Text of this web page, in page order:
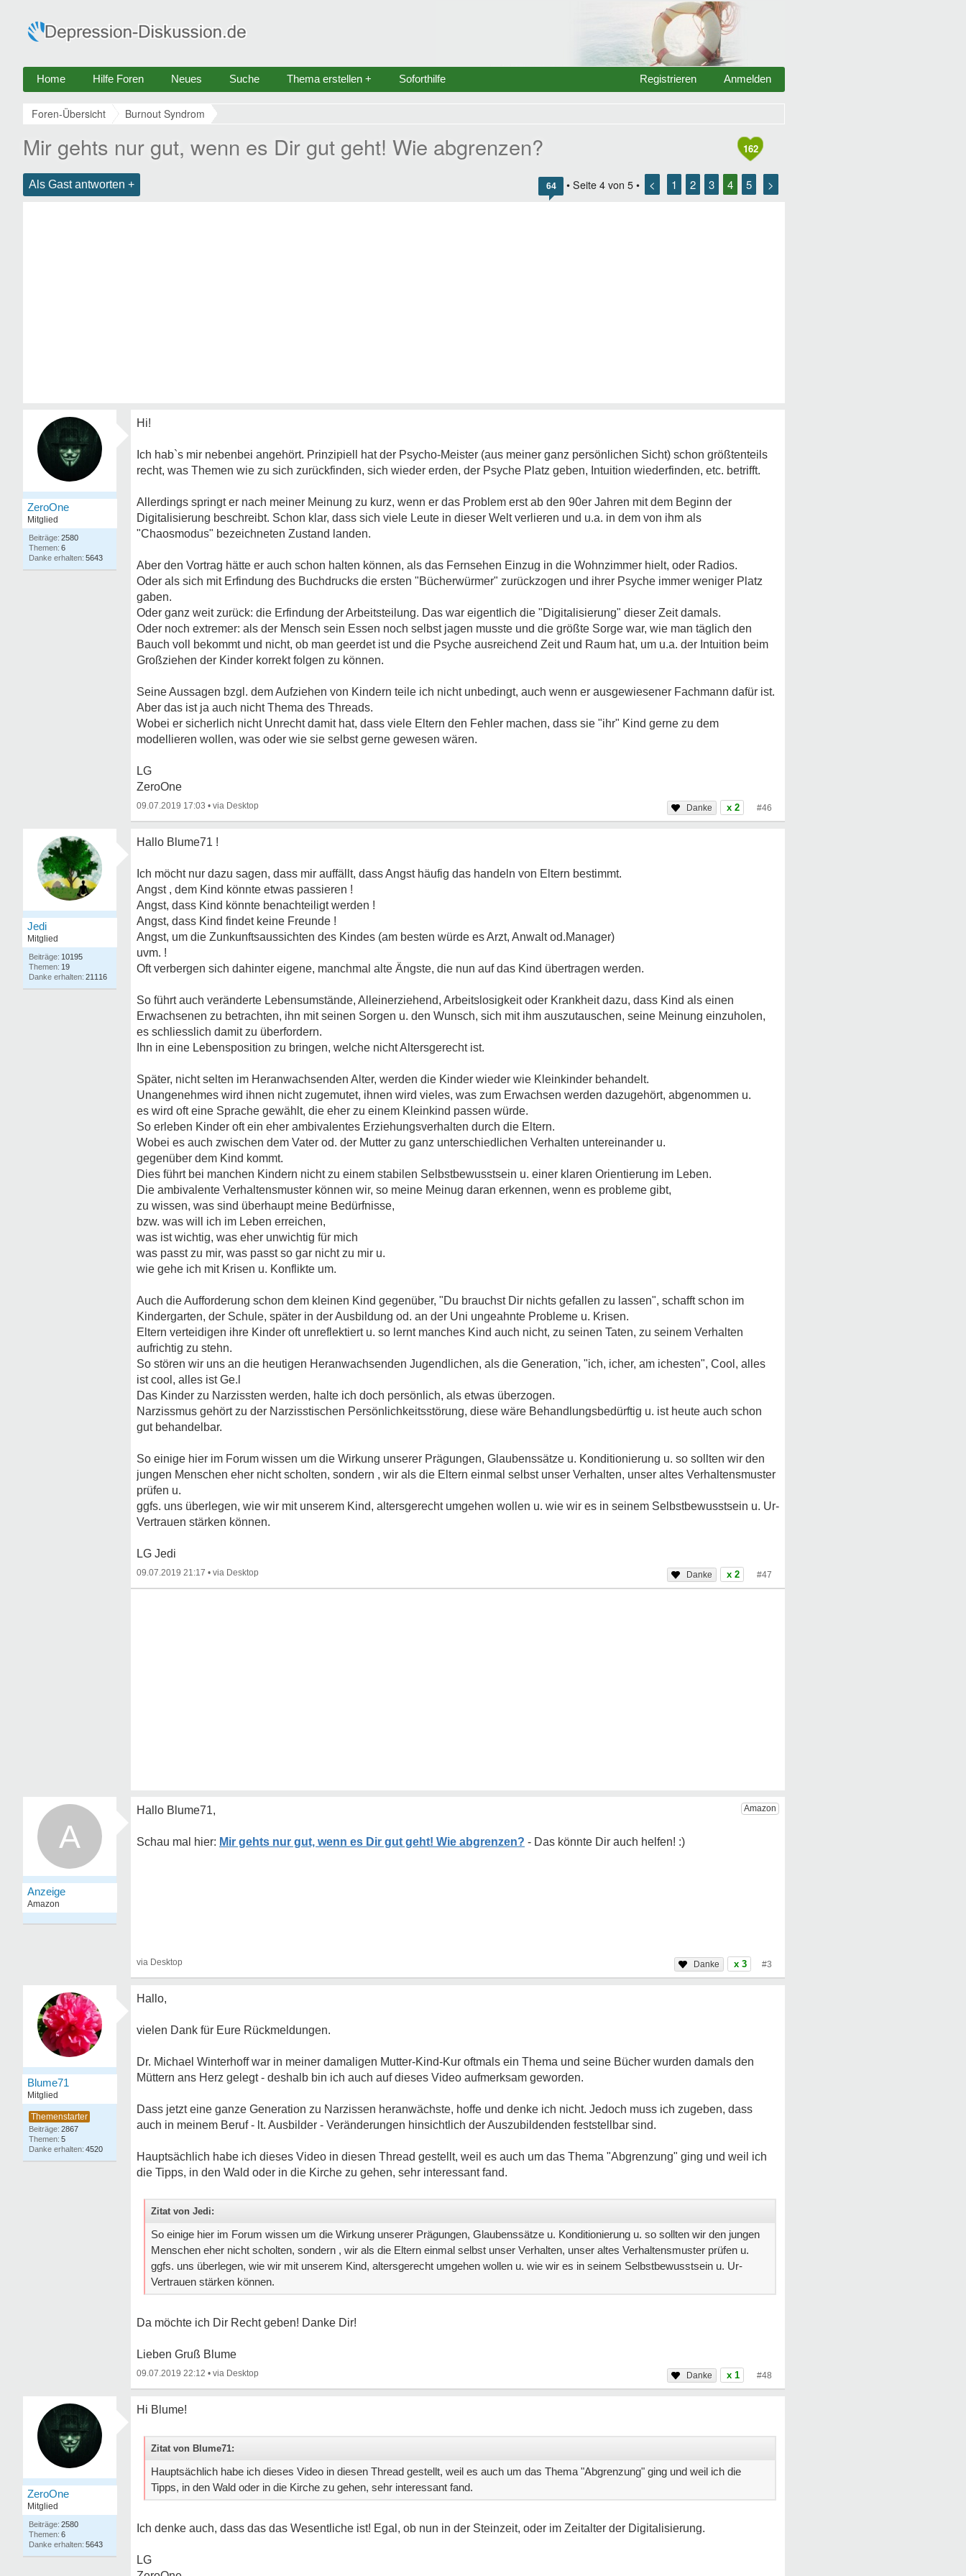
Home Hilfe Foren Neues Suche Thema erstellen + Soforthilfe Anmelden
Registrieren
Foren-Übersicht Burnout Syndrom
162
Mir gehts nur gut, wenn es Dir gut geht! Wie abgrenzen?
Als Gast antworten + 64 • Seite 4 von 5 • < 1 2 3 4 5 >
ZeroOne
Mitglied
2580
6
5643
Hi!
Ich hab`s mir nebenbei angehört. Prinzipiell hat der Psycho-Meister (aus meiner ganz persönlichen Sicht) schon größtenteils
recht, was Themen wie zu sich zurückfinden, sich wieder erden, der Psyche Platz geben, Intuition wiederfinden, etc. betrifft.
Allerdings springt er nach meiner Meinung zu kurz, wenn er das Problem erst ab den 90er Jahren mit dem Beginn der
Digitalisierung beschreibt. Schon klar, dass sich viele Leute in dieser Welt verlieren und u.a. in dem von ihm als
"Chaosmodus" bezeichneten Zustand landen.
Aber den Vortrag hätte er auch schon halten können, als das Fernsehen Einzug in die Wohnzimmer hielt, oder Radios.
Oder als sich mit Erfindung des Buchdrucks die ersten "Bücherwürmer" zurückzogen und ihrer Psyche immer weniger Platz
gaben.
Oder ganz weit zurück: die Erfindung der Arbeitsteilung. Das war eigentlich die "Digitalisierung" dieser Zeit damals.
Oder noch extremer: als der Mensch sein Essen noch selbst jagen musste und die größte Sorge war, wie man täglich den
Bauch voll bekommt und nicht, ob man geerdet ist und die Psyche ausreichend Zeit und Raum hat, um u.a. der Intuition beim
Großziehen der Kinder korrekt folgen zu können.
Seine Aussagen bzgl. dem Aufziehen von Kindern teile ich nicht unbedingt, auch wenn er ausgewiesener Fachmann dafür ist.
Aber das ist ja auch nicht Thema des Threads.
Wobei er sicherlich nicht Unrecht damit hat, dass viele Eltern den Fehler machen, dass sie "ihr" Kind gerne zu dem
modellieren wollen, was oder wie sie selbst gerne gewesen wären.
LG
ZeroOne
09.07.2019 17:03 • x 2 #46
Jedi
Mitglied
10195
19
21116
Hallo Blume71 !
Ich möcht nur dazu sagen, dass mir auffällt, dass Angst häufig das handeln von Eltern bestimmt.
Angst , dem Kind könnte etwas passieren !
Angst, dass Kind könnte benachteiligt werden !
Angst, dass Kind findet keine Freunde !
Angst, um die Zunkunftsaussichten des Kindes (am besten würde es Arzt, Anwalt od.Manager)
uvm. !
Oft verbergen sich dahinter eigene, manchmal alte Ängste, die nun auf das Kind übertragen werden.
So führt auch veränderte Lebensumstände, Alleinerziehend, Arbeitslosigkeit oder Krankheit dazu, dass Kind als einen
Erwachsenen zu betrachten, ihn mit seinen Sorgen u. den Wunsch, sich mit ihm auszutauschen, seine Meinung einzuholen,
es schliesslich damit zu überfordern.
Ihn in eine Lebensposition zu bringen, welche nicht Altersgerecht ist.
Später, nicht selten im Heranwachsenden Alter, werden die Kinder wieder wie Kleinkinder behandelt.
Unangenehmes wird ihnen nicht zugemutet, ihnen wird vieles, was zum Erwachsen werden dazugehört, abgenommen u.
es wird oft eine Sprache gewählt, die eher zu einem Kleinkind passen würde.
So erleben Kinder oft ein eher ambivalentes Erziehungsverhalten durch die Eltern.
Wobei es auch zwischen dem Vater od. der Mutter zu ganz unterschiedlichen Verhalten untereinander u.
gegenüber dem Kind kommt.
Dies führt bei manchen Kindern nicht zu einem stabilen Selbstbewusstsein u. einer klaren Orientierung im Leben.
Die ambivalente Verhaltensmuster können wir, so meine Meinug daran erkennen, wenn es probleme gibt,
zu wissen, was sind überhaupt meine Bedürfnisse,
bzw. was will ich im Leben erreichen,
was ist wichtig, was eher unwichtig für mich
was passt zu mir, was passt so gar nicht zu mir u.
wie gehe ich mit Krisen u. Konflikte um.
Auch die Aufforderung schon dem kleinen Kind gegenüber, "Du brauchst Dir nichts gefallen zu lassen", schafft schon im
Kindergarten, der Schule, später in der Ausbildung od. an der Uni ungeahnte Probleme u. Krisen.
Eltern verteidigen ihre Kinder oft unreflektiert u. so lernt manches Kind auch nicht, zu seinen Taten, zu seinem Verhalten
aufrichtig zu stehn.
So stören wir uns an die heutigen Heranwachsenden Jugendlichen, als die Generation, "ich, icher, am ichesten", Cool, alles
ist cool, alles ist Ge.l
Das Kinder zu Narzissten werden, halte ich doch persönlich, als etwas überzogen.
Narzissmus gehört zu der Narzisstischen Persönlichkeitsstörung, diese wäre Behandlungsbedürftig u. ist heute auch schon
gut behandelbar.
So einige hier im Forum wissen um die Wirkung unserer Prägungen, Glaubenssätze u. Konditionierung u. so sollten wir den
jungen Menschen eher nicht scholten, sondern , wir als die Eltern einmal selbst unser Verhalten, unser altes Verhaltensmuster
prüfen u.
ggfs. uns überlegen, wie wir mit unserem Kind, altersgerecht umgehen wollen u. wie wir es in seinem Selbstbewusstsein u. Ur-
Vertrauen stärken können.
LG Jedi
09.07.2019 21:17 • x 2 #47
A
Hallo Blume71,
Mir gehts nur gut, wenn es Dir gut geht! Wie abgrenzen?
x 3 #3
Blume71
Mitglied
2867
5
4520
Hallo,
vielen Dank für Eure Rückmeldungen.
Dr. Michael Winterhoff war in meiner damaligen Mutter-Kind-Kur oftmals ein Thema und seine Bücher wurden damals den
Müttern ans Herz gelegt - deshalb bin ich auch auf dieses Video aufmerksam geworden.
Dass jetzt eine ganze Generation zu Narzissen heranwächste, hoffe und denke ich nicht. Jedoch muss ich zugeben, dass
auch in meinem Beruf - lt. Ausbilder - Veränderungen hinsichtlich der Auszubildenden feststellbar sind.
Hauptsächlich habe ich dieses Video in diesen Thread gestellt, weil es auch um das Thema "Abgrenzung" ging und weil ich
die Tipps, in den Wald oder in die Kirche zu gehen, sehr interessant fand.
Zitat von Jedi:
So einige hier im Forum wissen um die Wirkung unserer Prägungen, Glaubenssätze u. Konditionierung u. so sollten wir den jungen
Menschen eher nicht scholten, sondern , wir als die Eltern einmal selbst unser Verhalten, unser altes Verhaltensmuster prüfen u.
ggfs. uns überlegen, wie wir mit unserem Kind, altersgerecht umgehen wollen u. wie wir es in seinem Selbstbewusstsein u. Ur-
Vertrauen stärken können.
Da möchte ich Dir Recht geben! Danke Dir!
Lieben Gruß Blume
09.07.2019 22:12 • x 1 #48
ZeroOne
Mitglied
2580
6
5643
Hi Blume!
Zitat von Blume71:
Hauptsächlich habe ich dieses Video in diesen Thread gestellt, weil es auch um das Thema "Abgrenzung" ging und weil ich die
Tipps, in den Wald oder in die Kirche zu gehen, sehr interessant fand.
Ich denke auch, dass das das Wesentliche ist! Egal, ob nun in der Steinzeit, oder im Zeitalter der Digitalisierung.
LG